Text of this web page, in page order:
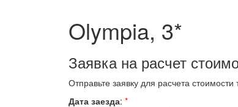
Olympia, 3*
Заявка на расчет
Отправьте заявку для расчета стоимости
Дата заезда: *